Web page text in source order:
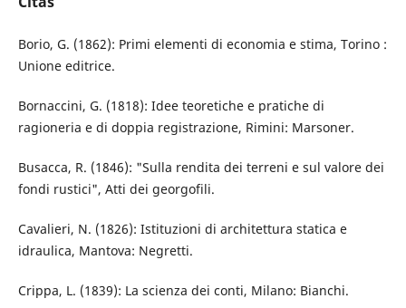
Borio, G. (1862): Primi elementi di economia e stima, Torino :
Unione editrice.
Bornaccini, G. (1818): Idee teoretiche e pratiche di
ragioneria e di doppia registrazione, Rimini: Marsoner.
Busacca, R. (1846): "Sulla rendita dei terreni e sul valore dei
fondi rustici", Atti dei georgofili.
Cavalieri, N. (1826): Istituzioni di architettura statica e
idraulica, Mantova: Negretti.
Crippa, L. (1839): La scienza dei conti, Milano: Bianchi.